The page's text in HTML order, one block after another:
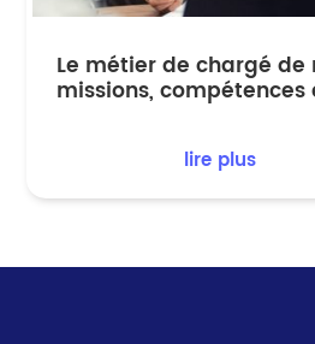
Le métier de chargé de
missions, compétences
lire plus